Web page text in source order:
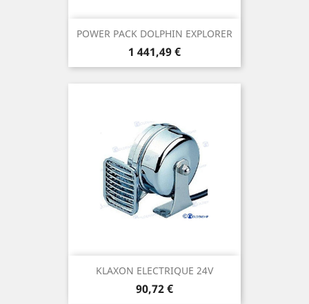
POWER PACK DOLPHIN EXPLORER
Prix
1 441,49 €
KLAXON ELECTRIQUE 24V
Prix
90,72 €